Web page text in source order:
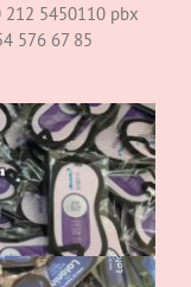
5450110 pbx
576 67 85